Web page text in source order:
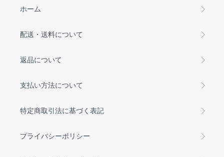
ホーム
配送・送料について
返品について
支払い方法について
特定商取引法に基づく表記
プライバシーポリシー